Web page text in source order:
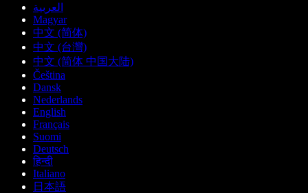
العربية
Magyar
中文 (简体)
中文 (台灣)
中文 (简体 中国大陆)
Čeština
Dansk
Nederlands
English
Français
Suomi
Deutsch
हिन्दी
Italiano
日本語